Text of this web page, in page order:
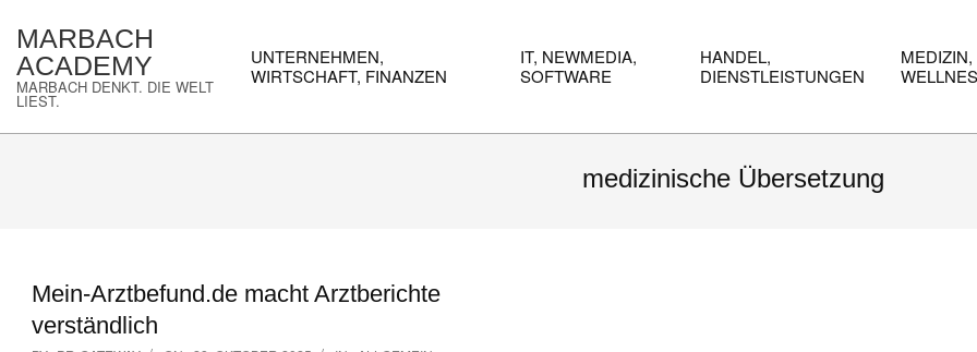
content
MARBACH
ACADEMY
MARBACH DENKT. DIE WELT
LIEST.
Navigation
UNTERNEHMEN,
WIRTSCHAFT, FINANZEN
IT, NEWMEDIA,
SOFTWARE
HANDEL,
DIENSTLEISTUNGEN
medizinische Übersetzung
Mein-Arztbefund.de macht Arztberichte
verständlich